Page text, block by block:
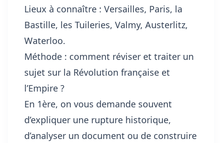
Lieux à connaître : Versailles, Paris, la
Bastille, les Tuileries, Valmy, Austerlitz,
Waterloo.
Méthode : comment réviser et traiter un
sujet sur la Révolution française et
l’Empire ?
En 1ère, on vous demande souvent
d’expliquer une rupture historique,
d’analyser un document ou de construire